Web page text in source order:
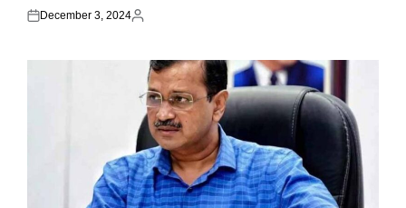
Posted
December 3, 2024
Posted